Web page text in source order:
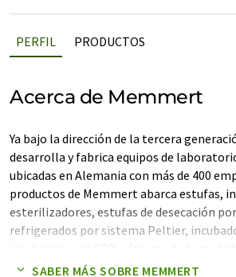
PERFIL PRODUCTOS
Acerca de Memmert
Ya bajo la dirección de la tercera
desarrolla y fabrica equipos de
ubicadas en Alemania con más de 400
productos de Memmert abarca estufas,
esterilizadores, estufas de desecación
refrigerados por sistema Peltier,
constante, cámaras para pruebas
SABER MÁS SOBRE MEMMERT